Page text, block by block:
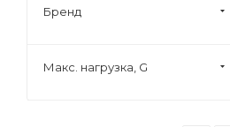
Сталь
Бренд
Макс. нагрузка, G